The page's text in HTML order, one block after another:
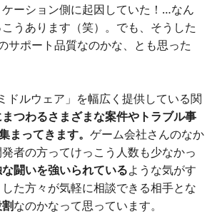
ーション側に起因していた！…なん
うあります（笑）。でも、そうした
サポート品質なのかな、とも思った
ドルウェア」を幅広く提供している関
つわるさまざまな案件やトラブル事
まってきます。 ゲーム会社さんのなか
者の方ってけっこう人数も少なかっ
闘いを強いられているような気がす
た方々が気軽に相談できる相手とな
なのかなって思っています。